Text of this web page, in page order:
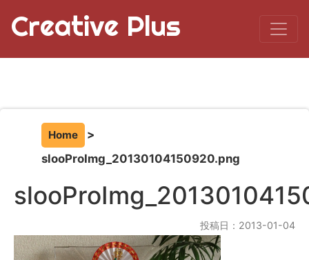
Creative Plus
Home
slooProImg_20130104150920.png
投稿日：2013-01-04